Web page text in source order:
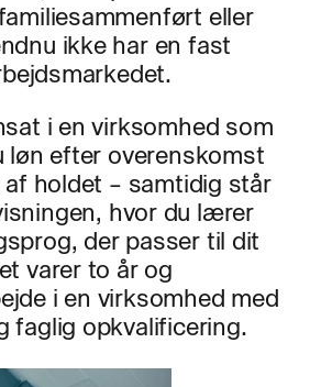
eller
ikke har en fast
i en virksomhed som
løn efter overenskomst
af holdet – samtidig står
hvor du lærer
der passer til dit
varer to år og
i en virksomhed med
faglig opkvalificering.